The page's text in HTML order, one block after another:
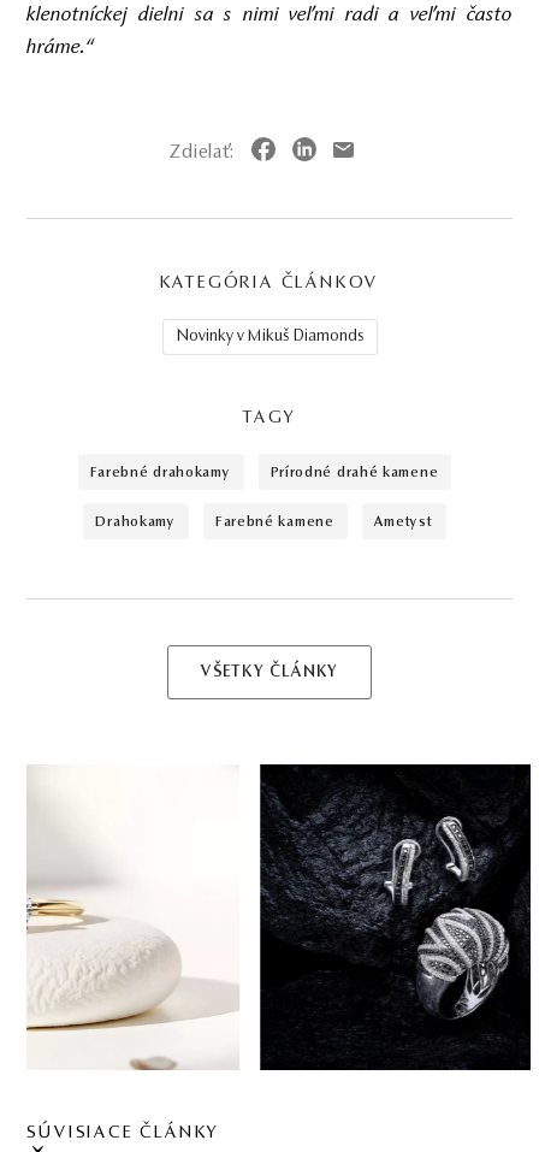
klenotníckej dielni sa s nimi veľmi radi a veľmi často
hráme.“
Zdielať:
KATEGÓRIA ČLÁNKOV
Novinky v Mikuš Diamonds
TAGY
farebné drahokamy prírodné drahé kamene
drahokamy farebné kamene ametyst
VŠETKY ČLÁNKY
SÚVISIACE ČLÁNKY